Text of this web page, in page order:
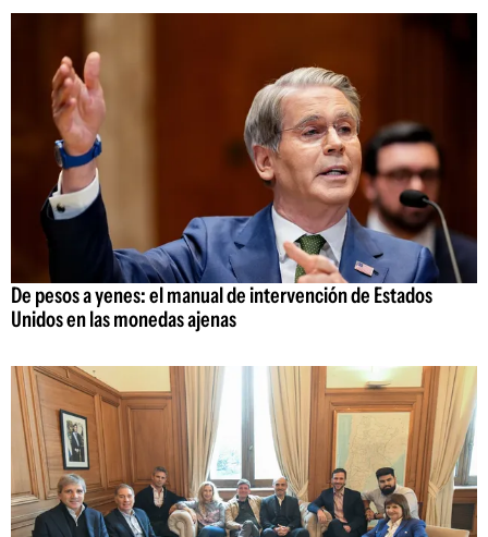
De pesos a yenes: el manual de intervención de Estados
Unidos en las monedas ajenas